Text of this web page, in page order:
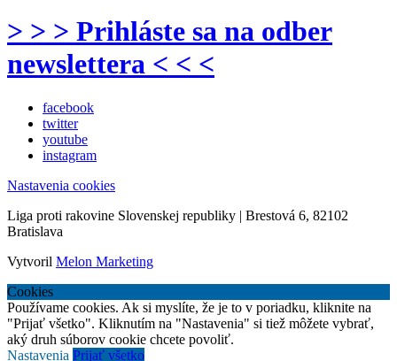
> > > Prihláste sa na odber
newslettera < < <
facebook
twitter
youtube
instagram
Nastavenia cookies
Liga proti rakovine Slovenskej republiky | Brestová 6, 82102
Bratislava
Vytvoril Melon Marketing
Cookies
Používame cookies. Ak si myslíte, že je to v poriadku, kliknite na
"Prijať všetko". Kliknutím na "Nastavenia" si tiež môžete vybrať,
aký druh súborov cookie chcete povoliť.
Nastavenia Prijať všetko